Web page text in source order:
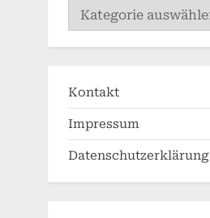
Kategorien
Kontakt
Impressum
Datenschutzerklärung